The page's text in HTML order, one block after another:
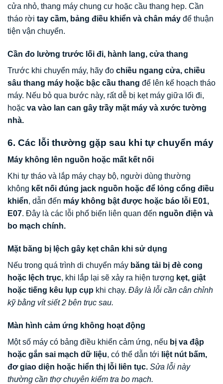
cửa nhỏ, thang máy chung cư hoặc cầu thang hẹp. Cần
tháo rời tay cầm, bảng điều khiển và chân máy để thuận
tiện vận chuyển.
Cần đo lường trước lối đi, hành lang, cửa thang
Trước khi chuyển máy, hãy đo chiều ngang cửa, chiều
sâu thang máy hoặc bậc cầu thang để lên kế hoạch tháo
máy. Nếu bỏ qua bước này, rất dễ bị kẹt máy giữa lối đi,
hoặc va vào lan can gây trầy mặt máy và xước tường
nhà.
6. Các lỗi thường gặp sau khi tự chuyển máy
Máy không lên nguồn hoặc mất kết nối
Khi tự tháo và lắp máy chạy bộ, người dùng thường
không kết nối đúng jack nguồn hoặc để lỏng cổng điều
khiển, dẫn đến máy không bật được hoặc báo lỗi E01,
E07. Đây là các lỗi phổ biến liên quan đến nguồn điện và
bo mạch chính.
Mặt băng bị lệch gây kẹt chân khi sử dụng
Nếu trong quá trình di chuyển máy băng tải bị đè cong
hoặc lệch trục, khi lắp lại sẽ xảy ra hiện tượng kẹt, giật
hoặc tiếng kêu lụp cụp khi chạy. Đây là lỗi cần cân chỉnh
kỹ bằng vít siết 2 bên trục sau.
Màn hình cảm ứng không hoạt động
Một số máy có bảng điều khiển cảm ứng, nếu bị va đập
hoặc gắn sai mạch dữ liệu, có thể dẫn tới liệt nút bấm,
đơ giao diện hoặc hiển thị lỗi liên tục. Sửa lỗi này
thường cần thợ chuyên kiểm tra bo mạch.